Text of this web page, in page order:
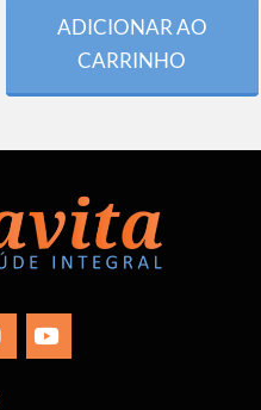
ADICIONAR AO
CARRINHO